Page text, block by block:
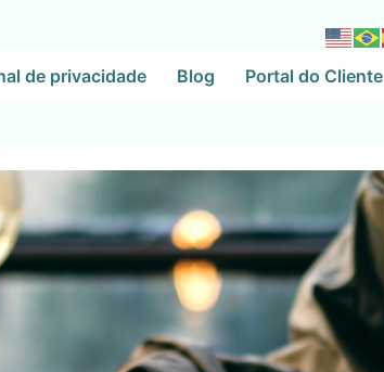
de privacidade Blog Portal do Cliente